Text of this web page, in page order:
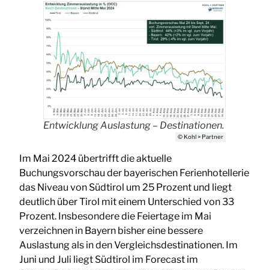
Entwicklung Auslastung – Destinationen.
© Kohl > Partner
Im Mai 2024 übertrifft die aktuelle
Buchungsvorschau der bayerischen Ferienhotellerie
das Niveau von Südtirol um 25 Prozent und liegt
deutlich über Tirol mit einem Unterschied von 33
Prozent. Insbesondere die Feiertage im Mai
verzeichnen in Bayern bisher eine bessere
Auslastung als in den Vergleichsdestinationen. Im
Juni und Juli liegt Südtirol im Forecast im